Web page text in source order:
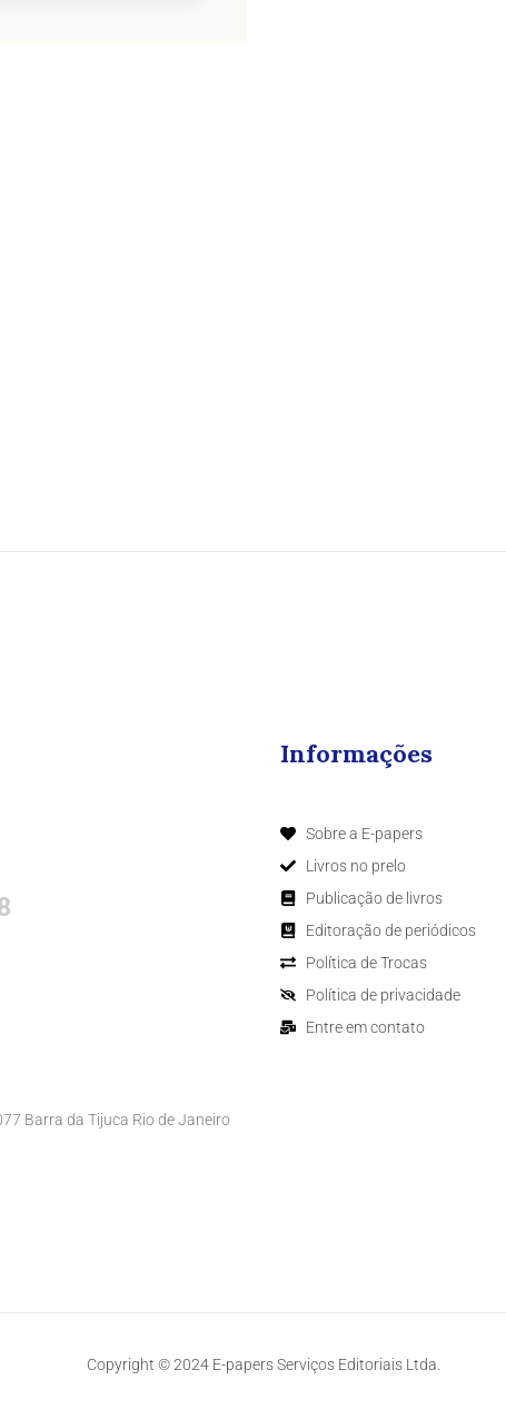
Barra da Tijuca Rio de Janeiro
Informações
Sobre a E-papers
Livros no prelo
Publicação de livros
Editoração de periódicos
Política de Trocas
Política de privacidade
Entre em contato
Copyright © 2024 E-papers Serviços Editoriais Ltda.